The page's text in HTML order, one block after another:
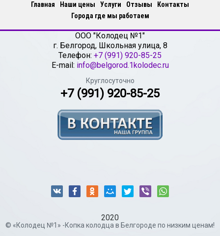
Главная Наши цены Услуги Отзывы
Контакты
Города где мы работаем
ООО "Колодец №1"
г. Белгород, Школьная улица, 8
Телефон: +7 (991) 920-85-25
E-mail: info@belgorod.1kolodec.ru
Круглосуточно
+7 (991) 920-85-25
2020
© «Колодец №1» -Копка колодца в Белгороде по низким ценам!